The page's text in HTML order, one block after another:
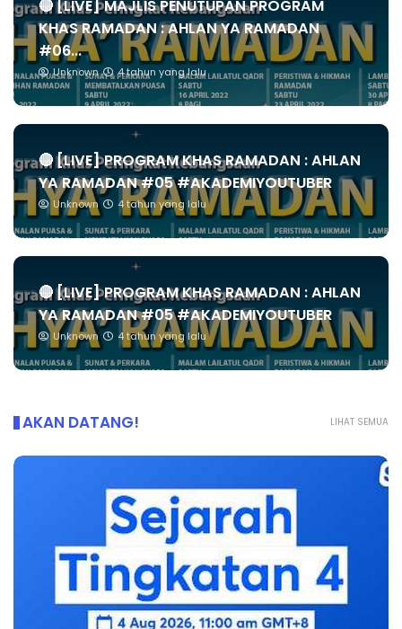
🔴 [LIVE] MAJLIS PENUTUPAN PROGRAM
KHAS RAMADAN : AHLAN YA RAMADAN
#06...
Unknown 4 tahun yang lalu
🔴 [LIVE] PROGRAM KHAS RAMADAN : AHLAN
YA RAMADAN #05 #AKADEMIYOUTUBER
Unknown 4 tahun yang lalu
🔴 [LIVE] PROGRAM KHAS RAMADAN : AHLAN
YA RAMADAN #05 #AKADEMIYOUTUBER
Unknown 4 tahun yang lalu
LIHAT SEMUA
AKAN DATANG!